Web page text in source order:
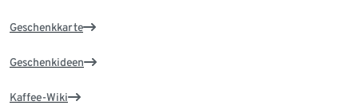
Geschenkkarte
Geschenkideen
Kaffee-Wiki